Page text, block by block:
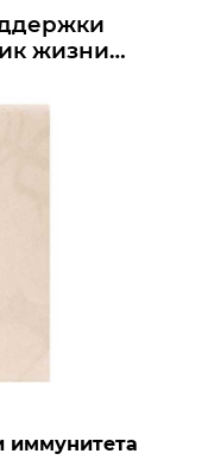
жизни»,
иммунитета